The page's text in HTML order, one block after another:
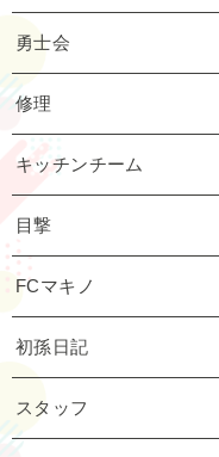
勇士会
修理
キッチンチーム
目撃
FCマキノ
初孫日記
スタッフ